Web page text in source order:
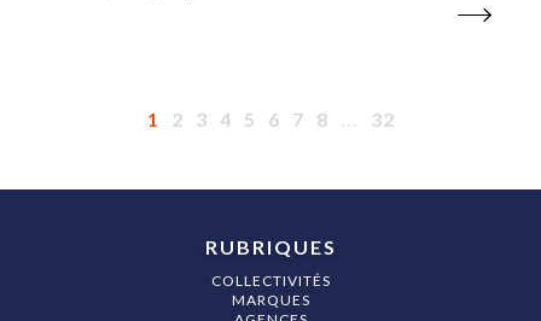
1 2 3 4 5 6 7 8 ... 32
RUBRIQUES
COLLECTIVITÉS
MARQUES